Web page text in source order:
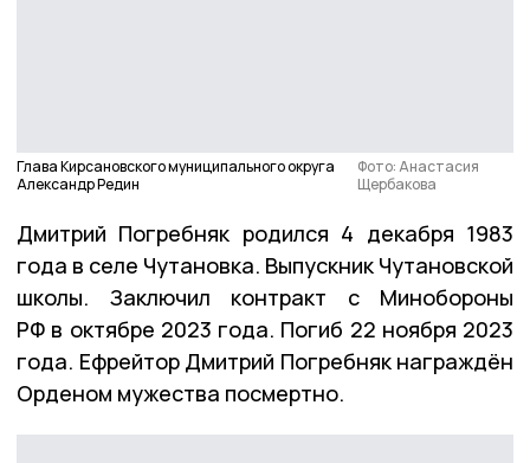
Глава Кирсановского муниципального округа
Александр Редин
Фото: Анастасия
Щербакова
Дмитрий Погребняк родился 4 декабря 1983
года в селе Чутановка. Выпускник Чутановской
школы. Заключил контракт с Минобороны
РФ в октябре 2023 года. Погиб 22 ноября 2023
года. Ефрейтор Дмитрий Погребняк награждён
Орденом мужества посмертно.